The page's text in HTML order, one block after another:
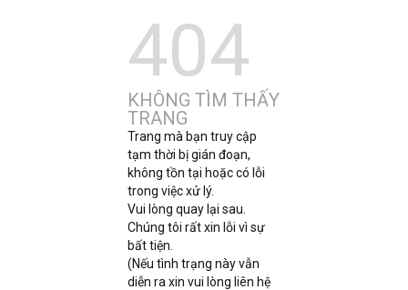
404
KHÔNG TÌM THẤY
TRANG
Trang mà bạn truy cập
tạm thời bị gián đoạn,
không tồn tại hoặc có lỗi
trong việc xử lý.
Vui lòng quay lại sau.
Chúng tôi rất xin lỗi vì sự
bất tiện.
(Nếu tình trạng này vẫn
diễn ra xin vui lòng liên hệ